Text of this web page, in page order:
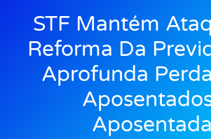
STF Mantém
Reforma Da
Aprofunda